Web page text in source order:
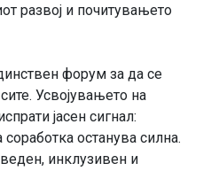
развој и почитувањето
форум за да се
Усвојувањето на
јасен сигнал:
останува силна.
инклузивен и